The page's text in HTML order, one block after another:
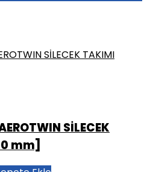
SİLECEK
mm]